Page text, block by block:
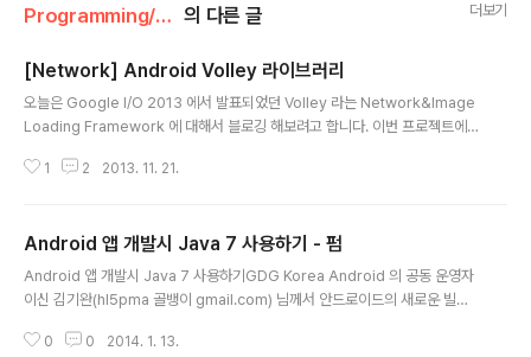
Programming/Android 의 다른 글 더보기
[Network] Android Volley 라이브러리
오늘은 Google I/O 2013 에서 발표되었던 Volley 라는 Network&Image
Loading Framework 에 대해서 블로깅 해보려고 합니다. 이번 프로젝트에
대해 블로깅하고 정보를 공유하고자 합니다. Volley의 주요 기능은 다음과 같
우선순위가 높게 설정. 다음 페이지의 목록조회를 요청하면 이전페이지의 이미
지로딩이 끝나지 않아도 기다리지 않고 수행. (A요청이 B요청보다 먼저 응답을
받아야 할 경 우와 같이) ● Transparent c..
1 2 2013. 11. 21.
Android 앱 개발시 Java 7 사용하기 - 펌
Android 앱 개발시 Java 7 사용하기GDG Korea Android 의 공동 운영자
이신 김기완(hl5pma 골뱅이 gmail.com) 님께서 안드로이드의 새로운 빌드
이용하여 안드로이드 어플리케이션을 개발하는 방법에 관한 내용을 정리해 주
0 0 2014. 1. 13.